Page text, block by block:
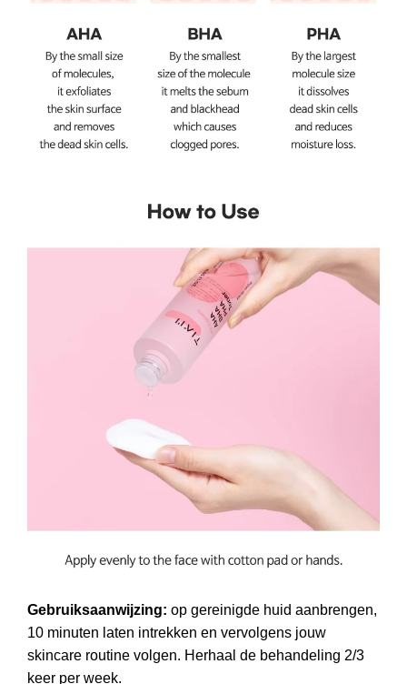
Gebruiksaanwijzing: op gereinigde huid aanbrengen,
10 minuten laten intrekken en vervolgens jouw
skincare routine volgen. Herhaal de behandeling 2/3
keer per week.